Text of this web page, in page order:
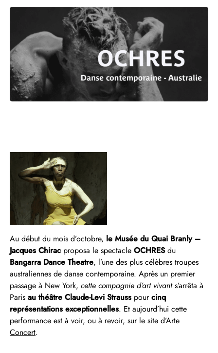
Au début du mois d’octobre, le Musée du Quai Branly –
Jacques Chirac proposa le spectacle OCHRESdu
Bangarra Dance Theatre, l’une des plus célèbres troupes
australiennes de danse contemporaine. Après un premier
passage à New York, cette compagnie d’art vivants’arrêta à
Paris au théâtre Claude-Levi Strauss pourcinq
représentations exceptionnelles. Et aujourd’hui cette
performance est à voir, ou à revoir, sur le site d’Arte
Concert.